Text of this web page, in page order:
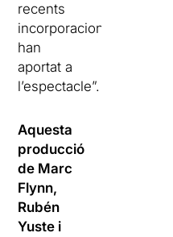
recents
incorporacions
han
aportat a
l’espectacle”.
Aquesta
producció
de Marc
Flynn,
Rubén
Yuste i